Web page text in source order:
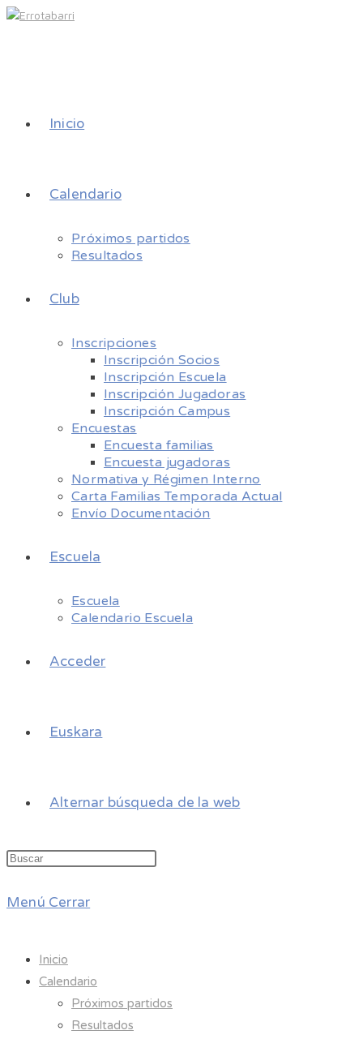
Inicio
Calendario
Próximos partidos
Resultados
Club
Inscripciones
Inscripción Socios
Inscripción Escuela
Inscripción Jugadoras
Inscripción Campus
Encuestas
Encuesta familias
Encuesta jugadoras
Normativa y Régimen Interno
Carta Familias Temporada Actual
Envío Documentación
Escuela
Escuela
Calendario Escuela
Acceder
Euskara
Alternar búsqueda de la web
Menú Cerrar
Inicio
Calendario
Próximos partidos
Resultados